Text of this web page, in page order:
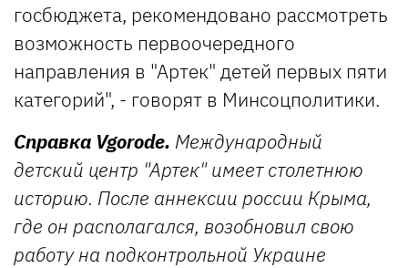
госбюджета, рекомендовано рассмотреть
возможность первоочередного
направления в "Артек" детей первых пяти
категорий", - говорят в Минсоцполитики.
Справка Vgorode. Международный
детский центр "Артек" имеет столетнюю
историю. После аннексии россии Крыма,
где он располагался, возобновил свою
работу на подконтрольной Украине